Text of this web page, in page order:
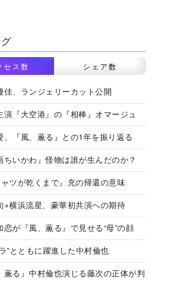
セス数 シェア数
佳、ランジェリーカット公開
演『大空港』の『相棒』オマージュ
、『風、薫る』との1年を振り返る
ちいかわ』怪物は誰が生んだのか？
ャツが乾くまで』充の帰還の意味
×横浜流星、豪華初共演への期待
恋が『風、薫る』で見せる“母”の顔
”とともに躍進した中村倫也
薫る』中村倫也演じる藤次の正体が判